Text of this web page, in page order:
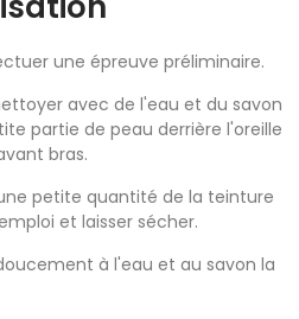
une épreuve préliminaire.
avec de l'eau et du savon
partie de peau derrière l'oreille
bras.
petite quantité de la teinture
et laisser sécher.
à l'eau et au savon la